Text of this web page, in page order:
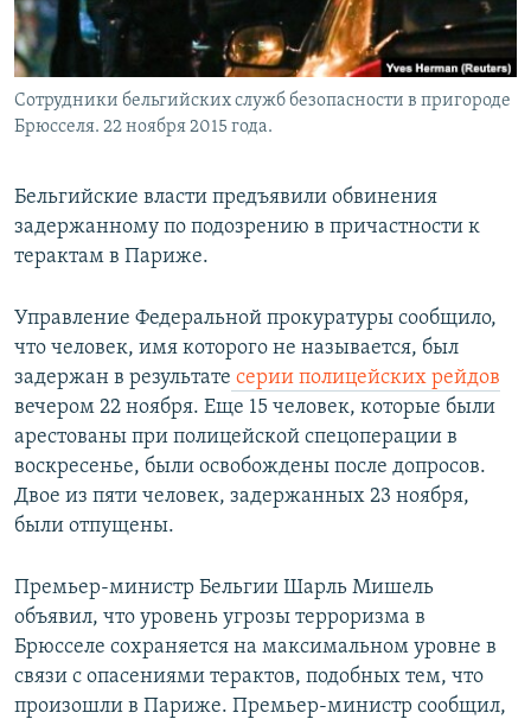
Сотрудники бельгийских служб безопасности в пригороде
Брюсселя. 22 ноября 2015 года.
Бельгийские власти предъявили обвинения
задержанному по подозрению в причастности к
терактам в Париже.
Управление Федеральной прокуратуры сообщило,
что человек, имя которого не называется, был
задержан в результате серии полицейских рейдов
вечером 22 ноября. Еще 15 человек, которые были
арестованы при полицейской спецоперации в
воскресенье, были освобождены после допросов.
Двое из пяти человек, задержанных 23 ноября,
были отпущены.
Премьер-министр Бельгии Шарль Мишель
объявил, что уровень угрозы терроризма в
Брюсселе сохраняется на максимальном уровне в
связи с опасениями терактов, подобных тем, что
произошли в Париже. Премьер-министр сообщил,